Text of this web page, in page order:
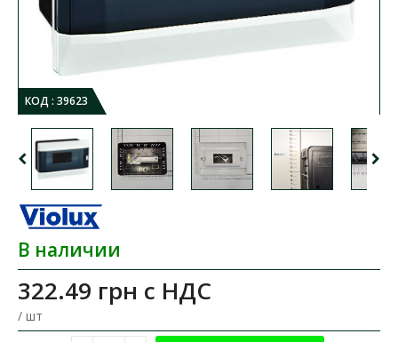
КОД : 39623
В наличии
322.49 грн с НДС
/ шт